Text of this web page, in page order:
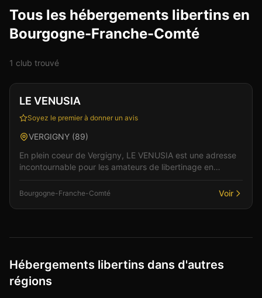
Tous les hébergements libertins en
Bourgogne-Franche-Comté
1 club trouvé
LE VENUSIA
Soyez le premier à donner un avis
VERGIGNY (89)
En plein coeur de Vergigny, LE VENUSIA est une adresse
incontournable pour les amateurs de libertinage en
Bourgogne-Franche-Comté Voir
Hébergements libertins dans d'autres
régions